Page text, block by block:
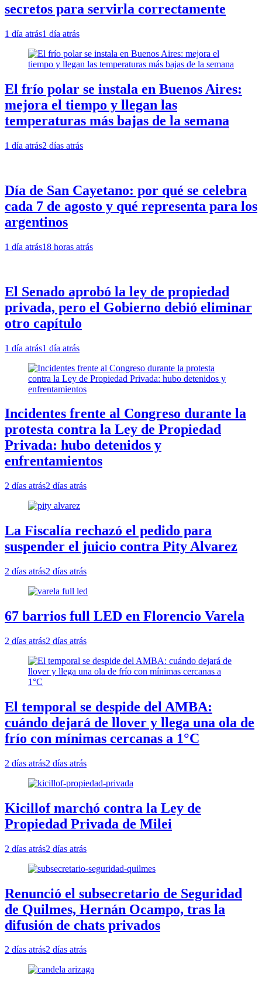
secretos para servirla correctamente
1 día atrás1 día atrás
El frío polar se instala en Buenos Aires:
mejora el tiempo y llegan las
temperaturas más bajas de la semana
1 día atrás2 días atrás
Día de San Cayetano: por qué se celebra
cada 7 de agosto y qué representa para los
argentinos
1 día atrás18 horas atrás
El Senado aprobó la ley de propiedad
privada, pero el Gobierno debió eliminar
otro capítulo
1 día atrás1 día atrás
Incidentes frente al Congreso durante la
protesta contra la Ley de Propiedad
Privada: hubo detenidos y
enfrentamientos
2 días atrás2 días atrás
La Fiscalía rechazó el pedido para
suspender el juicio contra Pity Alvarez
2 días atrás2 días atrás
67 barrios full LED en Florencio Varela
2 días atrás2 días atrás
El temporal se despide del AMBA:
cuándo dejará de llover y llega una ola de
frío con mínimas cercanas a 1°C
2 días atrás2 días atrás
Kicillof marchó contra la Ley de
Propiedad Privada de Milei
2 días atrás2 días atrás
Renunció el subsecretario de Seguridad
de Quilmes, Hernán Ocampo, tras la
difusión de chats privados
2 días atrás2 días atrás